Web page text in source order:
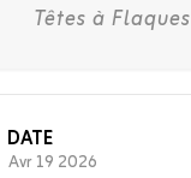
Têtes à Flaques
DATE
Avr 19 2026